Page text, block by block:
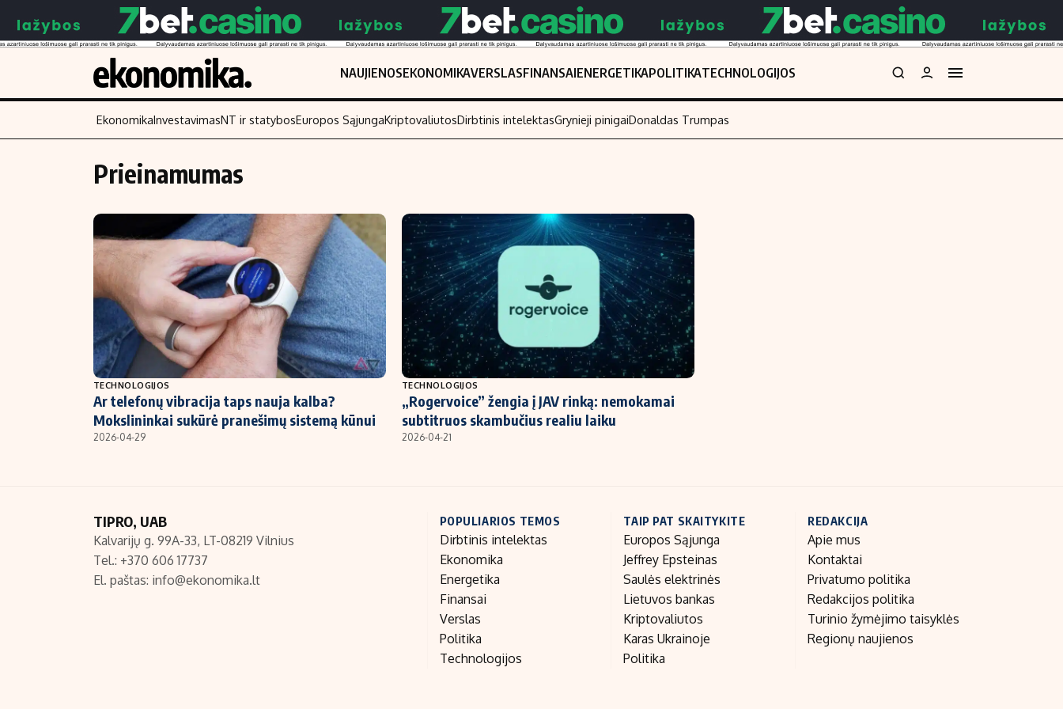
NAUJIENOSEKONOMIKAVERSLASFINANSAIENERGETIKAPOLITIKATECHNOLOGIJOS
Turinys
Naujienos
Aplinka
Verslas
Energetika
Ekonomika
Politika
NT ir statybos
Finansai
Žemės ūkis
Technologijos
Laisvalaikis
Investavimas
Akcijų rinka
Saulės elektrinės
Kriptovaliutos
Infliacija
Migracija
Nedarbo išmokos skaičiuoklė
Indėliai
Indėlių skaičiuoklė
Būsto finansai
Įdomios naujienos
EkonomikaInvestavimasNT ir statybosEuropos SąjungaKriptovaliutosDirbtinis intelektasGrynieji pinigaiDonaldas Trumpas
Prieinamumas
TECHNOLOGIJOS
Ar telefonų vibracija taps nauja kalba?
Mokslininkai sukūrė pranešimų sistemą kūnui
2026-04-29
TECHNOLOGIJOS
„Rogervoice” žengia į JAV rinką: nemokamai
subtitruos skambučius realiu laiku
2026-04-21
TIPRO, UAB
Kalvarijų g. 99A-33, LT-08219 Vilnius
Tel.: +370 606 17737
El. paštas: info@ekonomika.lt
POPULIARIOS TEMOS
Dirbtinis intelektas
Ekonomika
Energetika
Finansai
Verslas
Politika
Technologijos
TAIP PAT SKAITYKITE
Europos Sąjunga
Jeffrey Epsteinas
Saulės elektrinės
Lietuvos bankas
Kriptovaliutos
Karas Ukrainoje
Politika
REDAKCIJA
Apie mus
Kontaktai
Privatumo politika
Redakcijos politika
Turinio žymėjimo taisyklės
Regionų naujienos